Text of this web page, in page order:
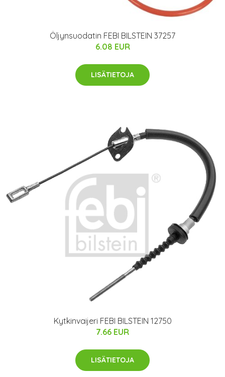
Öljynsuodatin FEBI BILSTEIN 37257
6.08 EUR
LISÄTIETOJA
Kytkinvaijeri FEBI BILSTEIN 12750
7.66 EUR
LISÄTIETOJA